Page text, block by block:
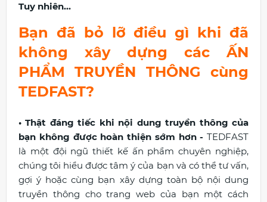
Tuy nhiên...
Bạn đã bỏ lỡ điều gì khi đã
không xây dựng các ẤN
PHẨM TRUYỀN THÔNG cùng
TEDFAST?
• Thật đáng tiếc khi nội dung truyền thông của
bạn không được hoàn thiện sớm hơn - TEDFAST
là một đội ngũ thiết kế ấn phẩm chuyên nghiệp,
chúng tôi hiểu được tâm ý của bạn và có thể tư vấn,
gợi ý hoặc cùng bạn xây dựng toàn bộ nội dung
truyền thông cho trang web của bạn một cách